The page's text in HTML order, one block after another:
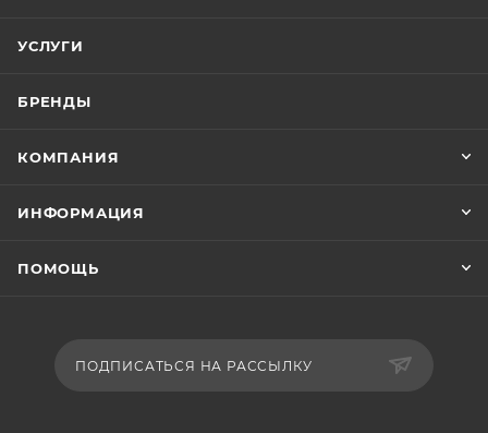
УСЛУГИ
БРЕНДЫ
КОМПАНИЯ
ИНФОРМАЦИЯ
ПОМОЩЬ
ПОДПИСАТЬСЯ НА РАССЫЛКУ